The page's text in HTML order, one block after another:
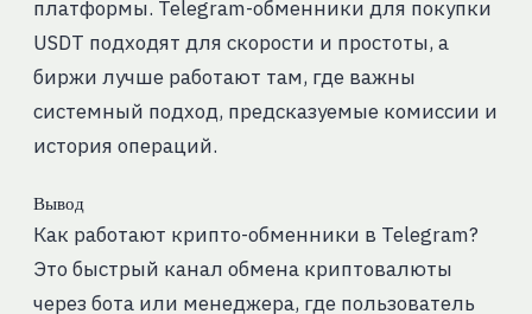
платформы. Telegram-обменники для покупки
USDT подходят для скорости и простоты, а
биржи лучше работают там, где важны
системный подход, предсказуемые комиссии и
история операций.
Вывод
Как работают крипто-обменники в Telegram?
Это быстрый канал обмена криптовалюты
через бота или менеджера, где пользователь